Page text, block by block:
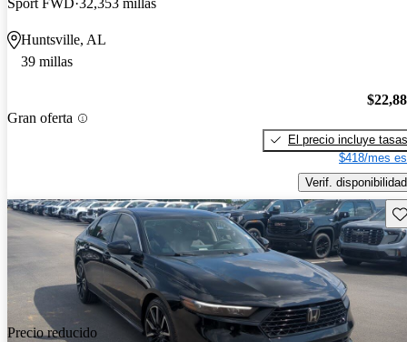
Sport FWD 32,353 millas
Huntsville, AL
39 millas
Gran oferta
El precio incluye tasas
$418/mes
Verif. disponibilidad
Precio reducido